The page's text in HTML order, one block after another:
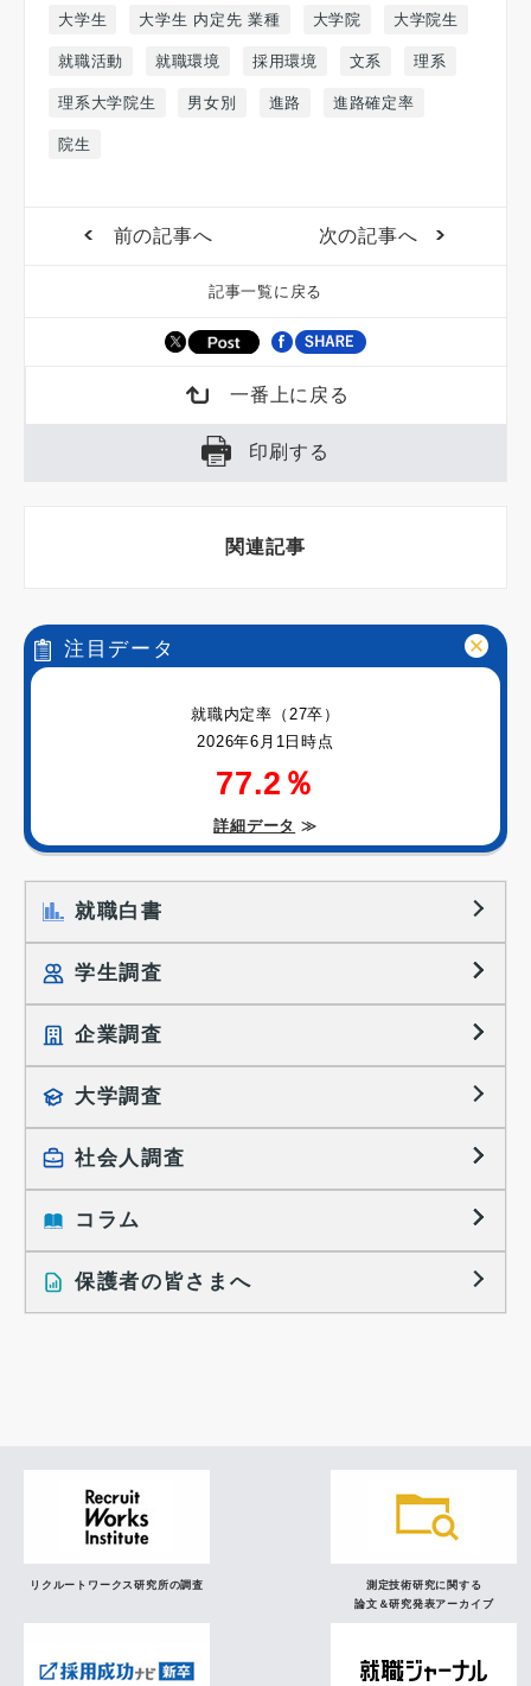
大学生 大学生 内定先 業種 大学院 大学院生
就職活動 就職環境 採用環境 文系 理系
理系大学院生 男女別 進路 進路確定率
院生
前の記事へ 次の記事へ
記事一覧に戻る
一番上に戻る
印刷する
関連記事
注目データ
就職内定率（27卒）
2026年6月1日時点
77.2％
詳細データ ≫
就職白書
学生調査
就職プロセス調査
就職活動TOPICS
大学生の実態調査
働きたい組織の特徴
大学生の地域間移動レポート
就職活動に関するレポート
企業調査
採用に関する調査
採用活動に関するレポート
大学調査
社会人調査
就職活動と入社後の就業
就業レディネス研究
コラム
インタビュー記事
保護者の皆さまへ
リクルートワークス研究所の調査
測定技術研究に関する
論文＆研究発表アーカイブ